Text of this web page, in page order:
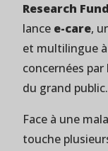
Research
lance e-care,
et multilingue
concernées
du grand public.
Face à une
touche